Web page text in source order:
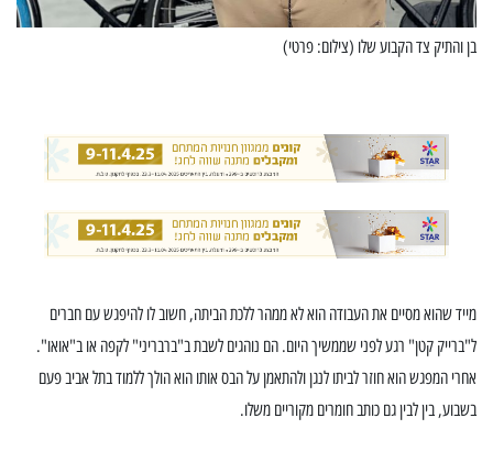
בן והתיק צד הקבוע שלו (צילום: פרטי)
מייד שהוא מסיים את העבודה הוא לא ממהר ללכת הביתה, חשוב לו להיפגש עם חברים
ל"ברייק קטן" רגע לפני שממשיך היום. הם נוהגים לשבת ב"ברבריני" לקפה או ב"אואו".
אחרי המפגש הוא חוזר לביתו לנגן ולהתאמן על הבס אותו הוא הולך ללמוד בתל אביב פעם
בשבוע, בין לבין גם כותב חומרים מקוריים משלו.